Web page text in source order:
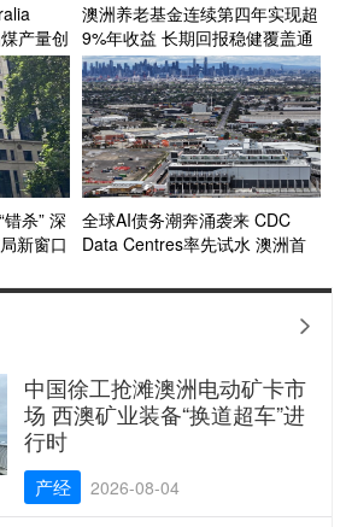
产量创
区间上
批准
澳洲养老基金连续第四年实现超
9%年收益 长期回报稳健覆盖通
胀目标
杀” 深
新窗口
全球AI债务潮奔涌袭来 CDC
Data Centres率先试水 澳洲首

中国徐工抢滩澳洲电动矿卡市
场 西澳矿业装备“换道超车”进
行时
产经 2026-08-04